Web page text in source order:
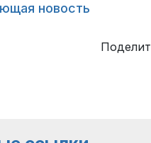
новость